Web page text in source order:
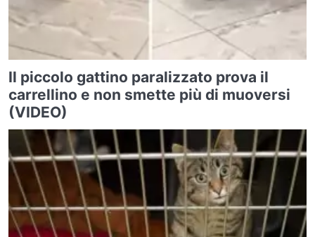
Il piccolo gattino paralizzato prova il
carrellino e non smette più di muoversi
(VIDEO)